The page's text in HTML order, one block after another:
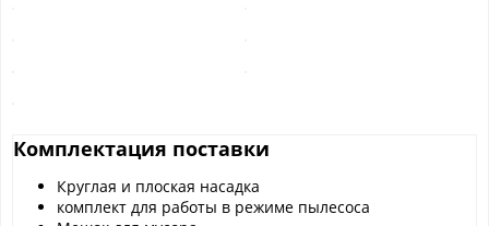
Комплектация поставки
Круглая и плоская насадка
комплект для работы в режиме пылесоса